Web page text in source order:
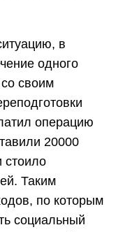
в
одного
своим
операцию
20000
стоило
Таким
по которым
социальный